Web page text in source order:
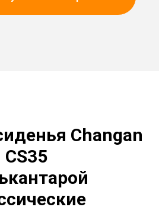
Changan
CS35